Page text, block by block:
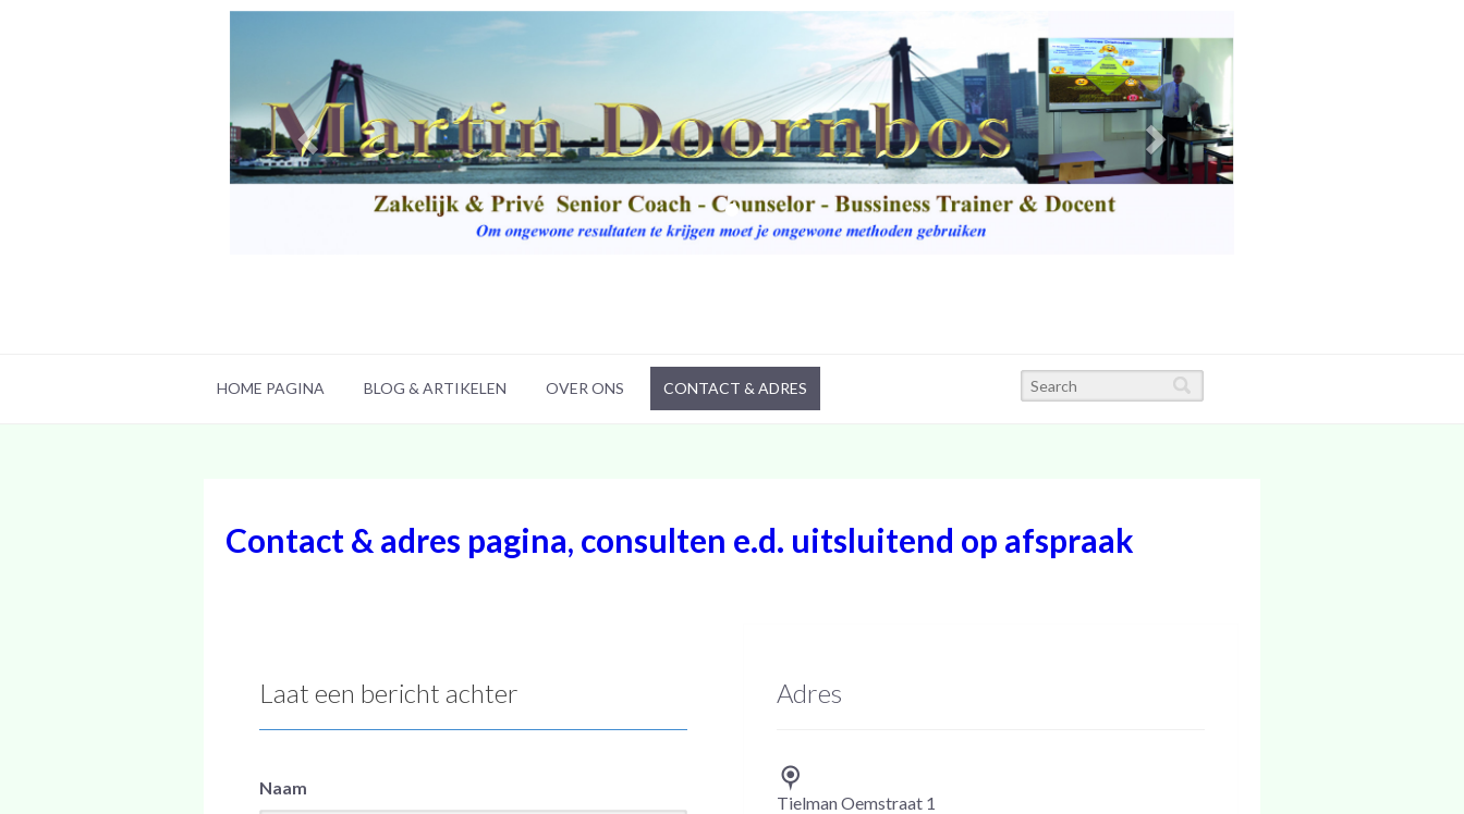
HOME PAGINA BLOG & ARTIKELEN OVER ONS CONTACT & ADRES
Contact & adres pagina, consulten e.d. uitsluitend op afspraak
Laat een bericht achter
Naam
Adres

‌Tielman Oemstraat 1